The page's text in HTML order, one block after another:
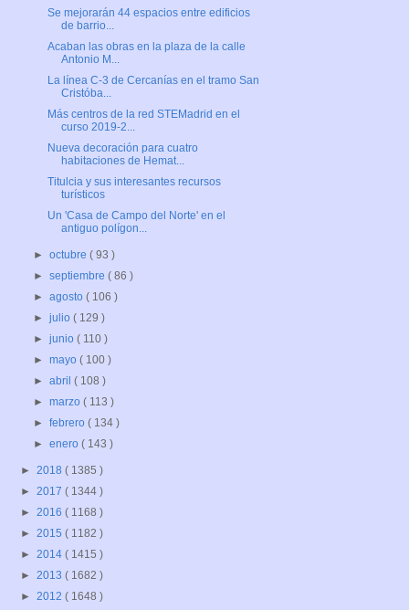
Se mejorarán 44 espacios entre edificios
de barrio...
Acaban las obras en la plaza de la calle
Antonio M...
La línea C-3 de Cercanías en el tramo San
Cristóba...
Más centros de la red STEMadrid en el
curso 2019-2...
Nueva decoración para cuatro
habitaciones de Hemat...
Titulcia y sus interesantes recursos
turísticos
Un 'Casa de Campo del Norte' en el
antiguo polígon...
►octubre( 93 )
►septiembre( 86 )
►agosto( 106 )
►julio( 129 )
►junio( 110 )
►mayo( 100 )
►abril( 108 )
►marzo( 113 )
►febrero( 134 )
►enero( 143 )
► 2018 ( 1385 )
► 2017 ( 1344 )
► 2016 ( 1168 )
► 2015 ( 1182 )
► 2014 ( 1415 )
► 2013 ( 1682 )
► 2012 ( 1648 )